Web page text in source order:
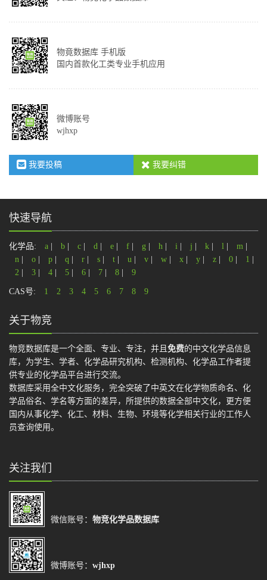
物竟数据库 手机版
国内首款化工类专业手机应用
微博账号
wjhxp
我要投稿 我要纠错
快速导航
化学品: a b c d e f g h i j k l m
n
o p q r s t u v w x y z 0 1
2
3 4 5 6 7 8 9
CAS号: 1 2 3 4 5 6 7 8 9
关于物竞
物竞数据库是一个全面、专业、专注，并且 免费的中文化学品信息
库，为学生、学者、化学品研究机构、检测机构、化学品工作者提
供专业的化学品平台进行交流。
数据库采用全中文化服务，完全突破了中英文在化学物质命名、化
学品俗名、学名等方面的差异，所提供的数据全部中文化，更方便
国内从事化学、化工、材料、生物、环境等化学相关行业的工作人
员查询使用。
关注我们
微信账号： 物竞化学品数据库
微博账号： wjhxp